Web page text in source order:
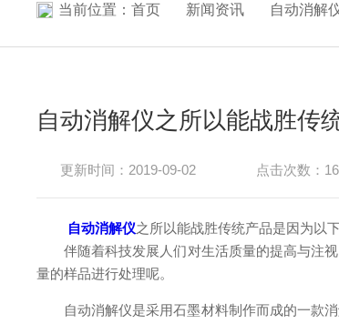
当前位置： 首页 新闻资讯 自动消解
自动消解仪之所以能战胜传
更新时间：2019-09-02 点击次数：
自动消解仪之所以能战胜传统产品是因为以
伴随着科技发展人们对生活质量的提高与注视，
量的样品进行处理呢。
自动消解仪是采用石墨材料制作而成的一款消解设备